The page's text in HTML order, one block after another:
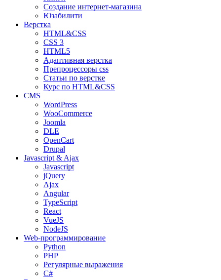
Создание интернет-магазина
Юзабилити
Верстка
HTML&CSS
CSS 3
HTML5
Адаптивная верстка
Препроцессоры css
Статьи по верстке
Курс по HTML&CSS
CMS
WordPress
WooCommerce
Joomla
DLE
OpenCart
Drupal
Javascript & Ajax
Javascript
jQuery
Ajax
Angular
TypeScript
React
VueJS
NodeJS
Web-программирование
Python
PHP
Регулярные выражения
C#